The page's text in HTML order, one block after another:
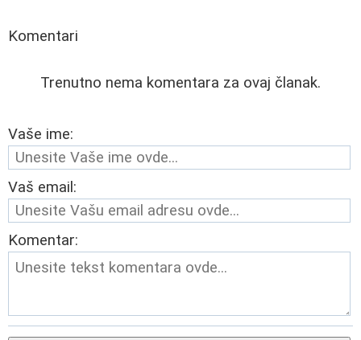
Komentari
Trenutno nema komentara za ovaj članak.
Vaše ime:
Vaš email:
Komentar: